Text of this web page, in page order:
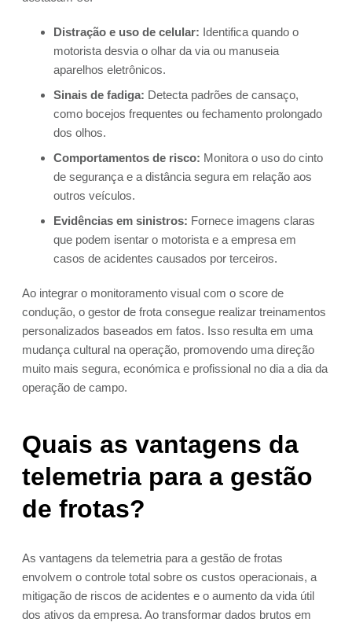
Distração e uso de celular: Identifica quando o
motorista desvia o olhar da via ou manuseia
aparelhos eletrônicos.
Sinais de fadiga: Detecta padrões de cansaço,
como bocejos frequentes ou fechamento prolongado
dos olhos.
Comportamentos de risco: Monitora o uso do cinto
de segurança e a distância segura em relação aos
outros veículos.
Evidências em sinistros: Fornece imagens claras
que podem isentar o motorista e a empresa em
casos de acidentes causados por terceiros.
Ao integrar o monitoramento visual com o score de
condução, o gestor de frota consegue realizar treinamentos
personalizados baseados em fatos. Isso resulta em uma
mudança cultural na operação, promovendo uma direção
muito mais segura, económica e profissional no dia a dia da
operação de campo.
Quais as vantagens da
telemetria para a gestão
de frotas?
As vantagens da telemetria para a gestão de frotas
envolvem o controle total sobre os custos operacionais, a
mitigação de riscos de acidentes e o aumento da vida útil
dos ativos da empresa. Ao transformar dados brutos em